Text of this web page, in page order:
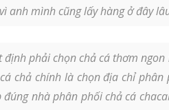
mình cũng lấy hàng ở đây
phải chọn chả cá thơm
chả chính là chọn địa chỉ
nhà phân phối chả cá